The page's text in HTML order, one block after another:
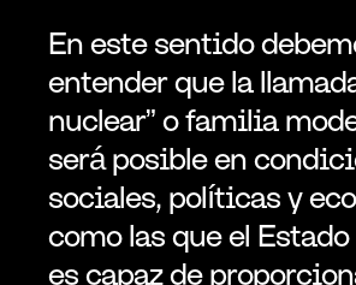
En este sentido
entender que la
nuclear” o familia
será posible en
sociales, políticas y
como las que el
es capaz de